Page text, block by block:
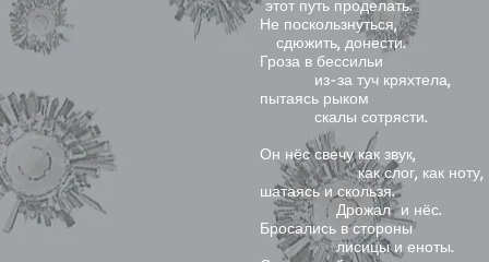
этот путь проделать.
Не поскользнуться,
сдюжить, донести.
Гроза в бессильи
из-за туч кряхтела,
пытаясь рыком
скалы сотрясти.
Он нёс свечу как звук,
как слог, как ноту,
шатаясь и скользя.
Дрожал и нёс.
Бросались в стороны
лисицы и еноты.